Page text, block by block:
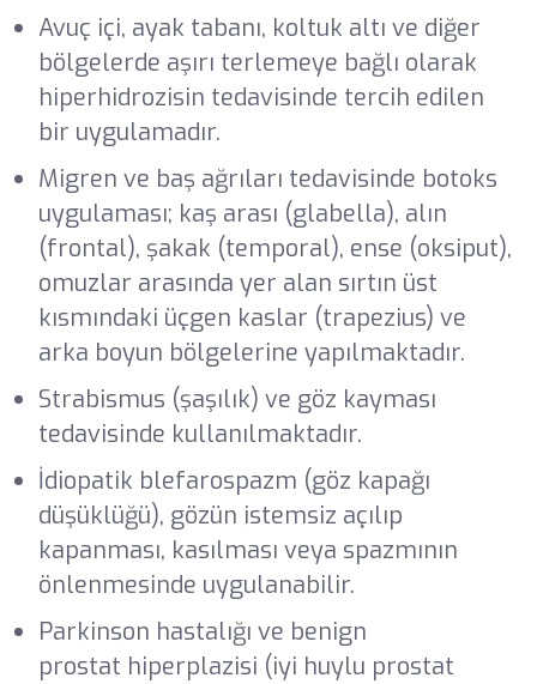
Avuç içi, ayak tabanı, koltuk altı ve diğer
bölgelerde aşırı terlemeye bağlı olarak
hiperhidrozisin tedavisinde tercih edilen
bir uygulamadır.
Migren ve baş ağrıları tedavisinde botoks
uygulaması; kaş arası (glabella), alın
(frontal), şakak (temporal), ense (oksiput),
omuzlar arasında yer alan sırtın üst
kısmındaki üçgen kaslar (trapezius) ve
arka boyun bölgelerine yapılmaktadır.
Strabismus (şaşılık) ve göz kayması
tedavisinde kullanılmaktadır.
İdiopatik blefarospazm (göz kapağı
düşüklüğü), gözün istemsiz açılıp
kapanması, kasılması veya spazmının
önlenmesinde uygulanabilir.
Parkinson hastalığı ve benign
prostat hiperplazisi (iyi huylu prostat